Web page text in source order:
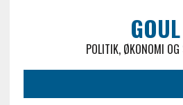
GOUL
POLITIK, ØKONOMI OG